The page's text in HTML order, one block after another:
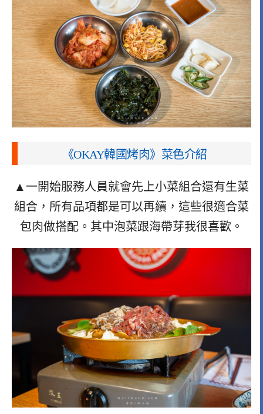
《OKAY韓國烤肉》菜色介紹
▲一開始服務人員就會先上小菜組合還有生菜
組合，所有品項都是可以再續，這些很適合菜
包肉做搭配。其中泡菜跟海帶芽我很喜歡。